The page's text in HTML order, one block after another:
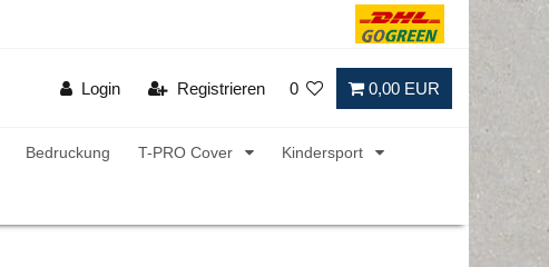
Login Registrieren 0 0,00 EUR
Bedruckung T-PRO Cover Kindersport